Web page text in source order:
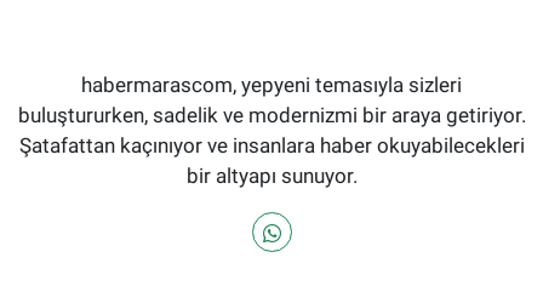
habermarascom, yepyeni temasıyla sizleri
buluştururken, sadelik ve modernizmi bir araya getiriyor.
Şatafattan kaçınıyor ve insanlara haber okuyabilecekleri
bir altyapı sunuyor.